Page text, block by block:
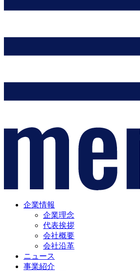
企業情報
企業理念
代表挨拶
会社概要
会社沿革
ニュース
事業紹介